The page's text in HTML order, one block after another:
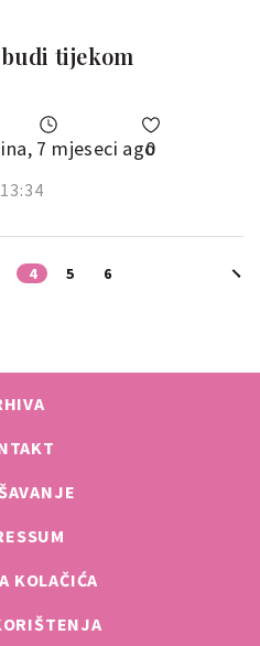
tijekom
7 mjeseci ago
0
4 5 6
KOLAČIĆA